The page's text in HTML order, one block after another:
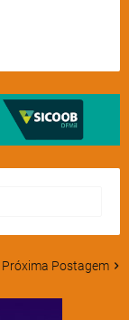
Próxima Postagem